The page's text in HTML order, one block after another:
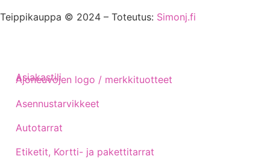
Teippikauppa © 2024 – Toteutus: Simonj.fi
Ajoneuvojen logo / merkkituotteet
Asennustarvikkeet
Autotarrat
Etiketit, Kortti- ja pakettitarrat
Asiakastili